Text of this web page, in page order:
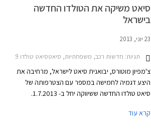
סיאט משיקה את הטולדו החדשה
בישראל
23 יוני, 2013
תגיות: חדשות רכב, משפחתיות, סיאטסיאט טולדו 2013-2019
צ'מפיון מוטורס, יבואנית סיאט לישראל, מרחיבה את
היצע דגמיה לחמישה במספר עם הצטרפותה של
סיאט טולדו החדשה ששיווקה יחל ב- 1.7.2013.
ובהיצע דגמי סיאט היא ממוקמת בין סיאט איביזה
קרא עוד